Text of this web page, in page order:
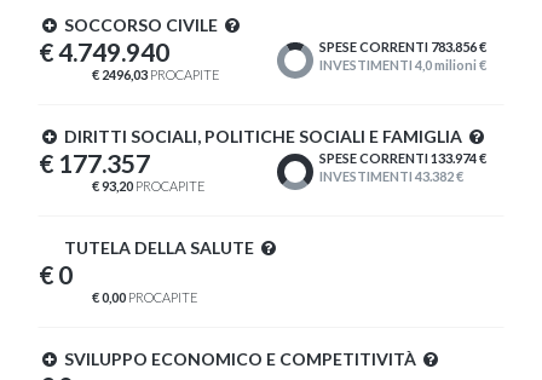
SOCCORSO CIVILE
€ 4.749.940
€ 2496,03 PROCAPITE
SPESE CORRENTI 783.856 €
INVESTIMENTI 4,0 milioni €
DIRITTI SOCIALI, POLITICHE SOCIALI E FAMIGLIA
€ 177.357
€ 93,20 PROCAPITE
SPESE CORRENTI 133.974 €
INVESTIMENTI 43.382 €
TUTELA DELLA SALUTE
€ 0
€ 0,00 PROCAPITE
SVILUPPO ECONOMICO E COMPETITIVITÀ